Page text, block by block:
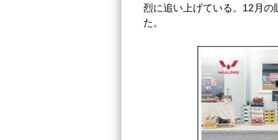
烈に追い上げている。12月の
た。